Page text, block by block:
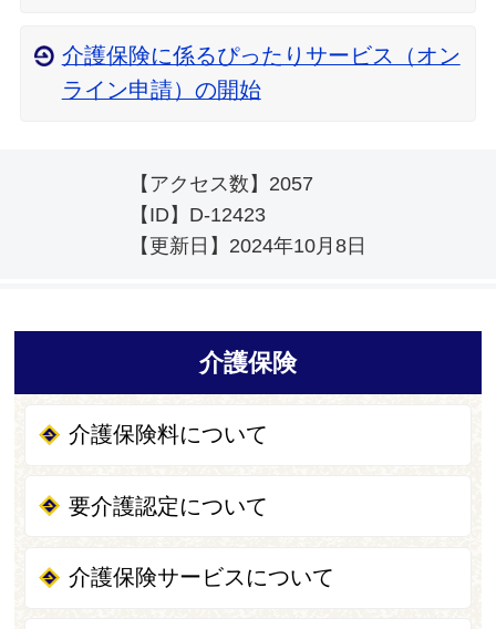
介護保険に係るぴったりサービス（オン
ライン申請）の開始
【アクセス数】 2057
【ID】 D-12423
【更新日】 2024年10月8日
介護保険
介護保険料について
要介護認定について
介護保険サービスについて